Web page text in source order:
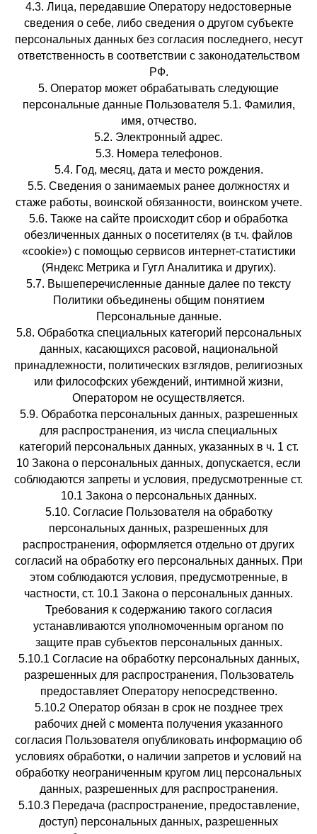
4.3. Лица, передавшие Оператору недостоверные
сведения о себе, либо сведения о другом субъекте
персональных данных без согласия последнего, несут
ответственность в соответствии с законодательством
РФ.
5. Оператор может обрабатывать следующие
персональные данные Пользователя 5.1. Фамилия,
имя, отчество.
5.2. Электронный адрес.
5.3. Номера телефонов.
5.4. Год, месяц, дата и место рождения.
5.5. Сведения о занимаемых ранее должностях и
стаже работы, воинской обязанности, воинском учете.
5.6. Также на сайте происходит сбор и обработка
обезличенных данных о посетителях (в т.ч. файлов
«cookie») с помощью сервисов интернет-статистики
(Яндекс Метрика и Гугл Аналитика и других).
5.7. Вышеперечисленные данные далее по тексту
Политики объединены общим понятием
Персональные данные.
5.8. Обработка специальных категорий персональных
данных, касающихся расовой, национальной
принадлежности, политических взглядов, религиозных
или философских убеждений, интимной жизни,
Оператором не осуществляется.
5.9. Обработка персональных данных, разрешенных
для распространения, из числа специальных
категорий персональных данных, указанных в ч. 1 ст.
10 Закона о персональных данных, допускается, если
соблюдаются запреты и условия, предусмотренные ст.
10.1 Закона о персональных данных.
5.10. Согласие Пользователя на обработку
персональных данных, разрешенных для
распространения, оформляется отдельно от других
согласий на обработку его персональных данных. При
этом соблюдаются условия, предусмотренные, в
частности, ст. 10.1 Закона о персональных данных.
Требования к содержанию такого согласия
устанавливаются уполномоченным органом по
защите прав субъектов персональных данных.
5.10.1 Согласие на обработку персональных данных,
разрешенных для распространения, Пользователь
предоставляет Оператору непосредственно.
5.10.2 Оператор обязан в срок не позднее трех
рабочих дней с момента получения указанного
согласия Пользователя опубликовать информацию об
условиях обработки, о наличии запретов и условий на
обработку неограниченным кругом лиц персональных
данных, разрешенных для распространения.
5.10.3 Передача (распространение, предоставление,
доступ) персональных данных, разрешенных